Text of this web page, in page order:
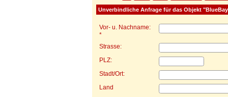
Unverbindliche Anfrage für das Objekt
Vor- u. Nachname:
*
Strasse:
PLZ:
Stadt/Ort:
Land